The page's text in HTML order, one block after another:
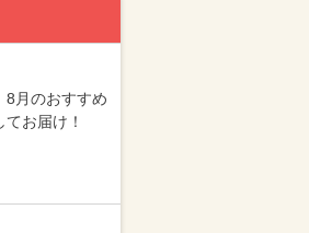
8月のおすすめ
てお届け！